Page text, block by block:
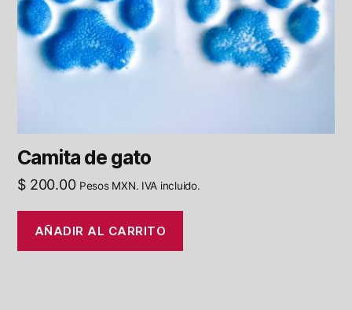
Camita de gato
$ 200.00 Pesos MXN. IVA incluido.
AÑADIR AL CARRITO